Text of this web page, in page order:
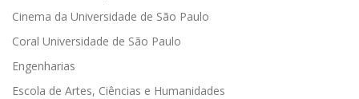
Cinema da Universidade de São Paulo
Coral Universidade de São Paulo
Engenharias
Escola de Artes, Ciências e Humanidades